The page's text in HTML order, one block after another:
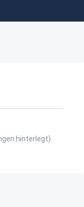
hinterlegt)